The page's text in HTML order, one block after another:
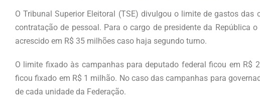
O Tribunal Superior Eleitoral (TSE) divulgou o limite de gastos
contratação de pessoal. Para o cargo de presidente da República
acrescido em R$ 35 milhões caso haja segundo turno.
O limite fixado às campanhas para deputado federal ficou em R$
ficou fixado em R$ 1 milhão. No caso das campanhas para
de cada unidade da Federação.